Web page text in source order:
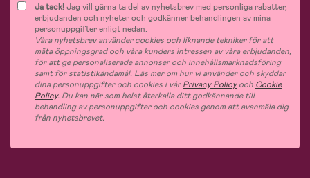
Ja tack!Jag vill gärna ta del av nyhetsbrev med personliga rabatter,
erbjudanden och nyheter och godkänner behandlingen av mina
personuppgifter enligt nedan.
Våra nyhetsbrev använder cookies och liknande tekniker för att
mäta öppningsgrad och våra kunders intressen av våra erbjudanden,
för att ge personaliserade annonser och innehållsmarknadsföring
samt för statistikändamål. Läs mer om hur vi använder och skyddar
dina personuppgifter och cookies i vårPrivacy Policyoch Cookie
Policy. Du kan när som helst återkalla ditt godkännande till
behandling av personuppgifter och cookies genom att avanmäla dig
från nyhetsbrevet.